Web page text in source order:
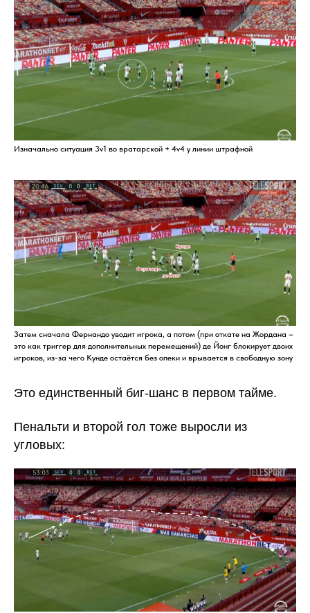
Изначально ситуация 3v1 во вратарской + 4v4 у линии штрафной
Затем сначала Фернандо уводит игрока, а потом (при откате на Жордана –
это как триггер для дополнительных перемещений) де Йонг блокирует двоих
игроков, из-за чего Кунде остаётся без опеки и врывается в свободную зону
Это единственный биг-шанс в первом тайме.
Пенальти и второй гол тоже выросли из
угловых: